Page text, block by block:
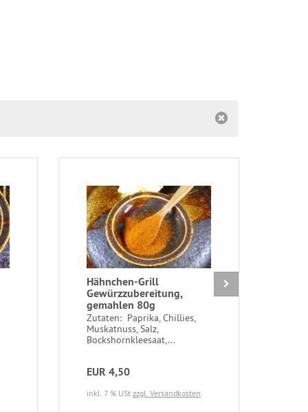
Hähnchen-Grill
Gewürzzubereitung,
gemahlen 80g
Zutaten: Paprika, Chillies,
Muskatnuss, Salz,
Bockshornkleesaat,...
EUR 4,50
inkl. 7 % USt zzgl. Versandkosten